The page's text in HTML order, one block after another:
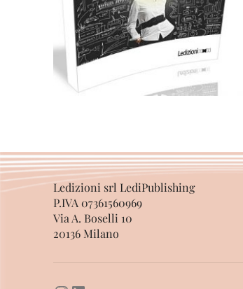
0,00€ 14,00 €
Scegli
Ledizioni srl LediPublishing
P.IVA 07361560969
Via A. Boselli 10
20136 Milano